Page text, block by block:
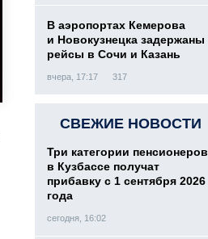
В аэропортах Кемерова
и Новокузнецка задержаны
рейсы в Сочи и Казань
вчера, 17:17 317
СВЕЖИЕ НОВОСТИ
Три категории пенсионеров
в Кузбассе получат
прибавку с 1 сентября 2026
года
сегодня, 16:02